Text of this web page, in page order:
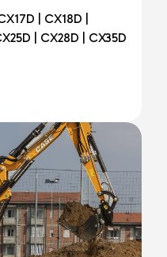
| CX18D |
| CX28D | CX35D